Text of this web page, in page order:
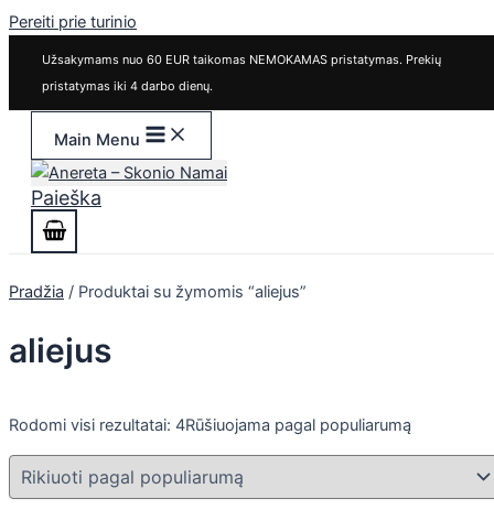
Pereiti prie turinio
Užsakymams nuo 60 EUR taikomas NEMOKAMAS pristatymas. Prekių
pristatymas iki 4 darbo dienų.
Main Menu
Paieška
Pradžia / Produktai su žymomis “aliejus”
aliejus
Rodomi visi rezultatai: 4Rūšiuojama pagal populiarumą